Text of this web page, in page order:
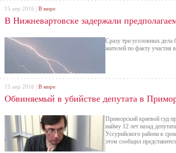
В Нижневартовске задержали
Сразу три уголовных
жителей по факту участия
15 апр 2016 | В мире
Обвиняемый в убийстве депутата в
Приморский краевой суд
найму 12 лет назад
Уссурийского района к
этом сообщил
15 апр 2016 | В мире